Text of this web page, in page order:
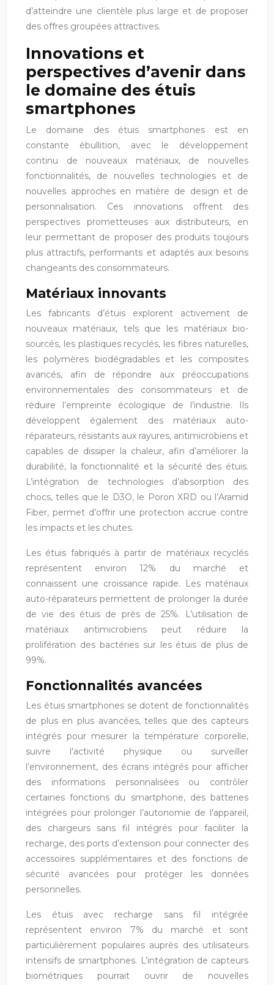
d’atteindre une clientèle plus large et de proposer
des offres groupées attractives.
Innovations et
perspectives d’avenir dans
le domaine des étuis
smartphones
Le domaine des étuis smartphones est en
constante ébullition, avec le développement
continu de nouveaux matériaux, de nouvelles
fonctionnalités, de nouvelles technologies et de
nouvelles approches en matière de design et de
personnalisation. Ces innovations offrent des
perspectives prometteuses aux distributeurs, en
leur permettant de proposer des produits toujours
plus attractifs, performants et adaptés aux besoins
changeants des consommateurs.
Matériaux innovants
Les fabricants d’étuis explorent activement de
nouveaux matériaux, tels que les matériaux bio-
sourcés, les plastiques recyclés, les fibres naturelles,
les polymères biodégradables et les composites
avancés, afin de répondre aux préoccupations
environnementales des consommateurs et de
réduire l’empreinte écologique de l’industrie. Ils
développent également des matériaux auto-
réparateurs, résistants aux rayures, antimicrobiens et
capables de dissiper la chaleur, afin d’améliorer la
durabilité, la fonctionnalité et la sécurité des étuis.
L’intégration de technologies d’absorption des
chocs, telles que le D3O, le Poron XRD ou l’Aramid
Fiber, permet d’offrir une protection accrue contre
les impacts et les chutes.
Les étuis fabriqués à partir de matériaux recyclés
représentent environ 12% du marché et
connaissent une croissance rapide. Les matériaux
auto-réparateurs permettent de prolonger la durée
de vie des étuis de près de 25%. L’utilisation de
matériaux antimicrobiens peut réduire la
prolifération des bactéries sur les étuis de plus de
99%.
Fonctionnalités avancées
Les étuis smartphones se dotent de fonctionnalités
de plus en plus avancées, telles que des capteurs
intégrés pour mesurer la température corporelle,
suivre l’activité physique ou surveiller
l’environnement, des écrans intégrés pour afficher
des informations personnalisées ou contrôler
certaines fonctions du smartphone, des batteries
intégrées pour prolonger l’autonomie de l’appareil,
des chargeurs sans fil intégrés pour faciliter la
recharge, des ports d’extension pour connecter des
accessoires supplémentaires et des fonctions de
sécurité avancées pour protéger les données
personnelles.
Les étuis avec recharge sans fil intégrée
représentent environ 7% du marché et sont
particulièrement populaires auprès des utilisateurs
intensifs de smartphones. L’intégration de capteurs
biométriques pourrait ouvrir de nouvelles